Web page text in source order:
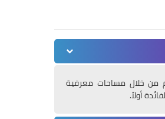
من خلال مساحات معرفية
أولاً.